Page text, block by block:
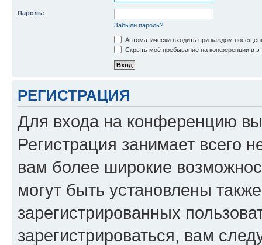
Пароль:
Забыли пароль?
Автоматически входить при каждом
Скрыть моё пребывание на конференции в
РЕГИСТРАЦИЯ
Для входа на конференцию
Регистрация занимает всего
вам более широкие
могут быть установлены
зарегистрированных
зарегистрироваться, вам